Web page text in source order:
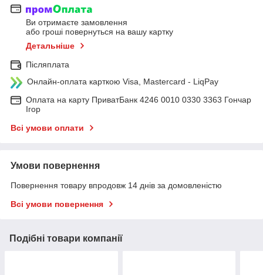
Ви отримаєте замовлення
або гроші повернуться на вашу картку
Детальніше
Післяплата
Онлайн-оплата карткою Visa, Mastercard - LiqPay
Оплата на карту ПриватБанк 4246 0010 0330 3363 Гончар
Ігор
Всі умови оплати
Умови повернення
Повернення товару впродовж 14 днів за домовленістю
Всі умови повернення
Подібні товари компанії